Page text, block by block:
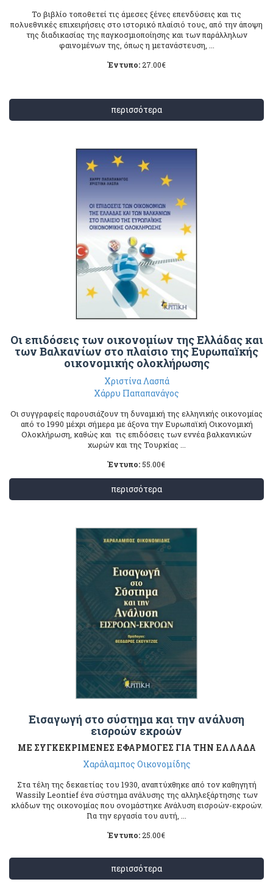
Το βιβλίο τοποθετεί τις άμεσες ξένες επενδύσεις και τις
πολυεθνικές επιχειρήσεις στο ιστορικό πλαίσιό τους, από την άποψη
της διαδικασίας της παγκοσμιοποίησης και των παράλληλων
φαινομένων της, όπως η μετανάστευση, ...
Έντυπο: 27.00€
περισσότερα
Οι επιδόσεις των οικονομίων της Ελλάδας και
των Βαλκανίων στο πλαίσιο της Ευρωπαïκής
οικονομικής ολοκλήρωσης
Χριστίνα Λασπά
Χάρρυ Παπαπανάγος
Οι συγγραφείς παρουσιάζουν τη δυναμική της ελληνικής οικονομίας
από το 1990 μέχρι σήμερα με άξονα την Ευρωπαϊκή Οικονομική
Ολοκλήρωση, καθώς και τις επιδόσεις των εννέα βαλκανικών
χωρών και της Τουρκίας ...
Έντυπο: 55.00€
περισσότερα
Εισαγωγή στο σύστημα και την ανάλυση
εισροών εκροών
ΜΕ ΣΥΓΚΕΚΡΙΜΕΝΕΣ ΕΦΑΡΜΟΓΕΣ ΓΙΑ ΤΗΝ ΕΛΛΑΔΑ
Χαράλαμπος Οικονομίδης
Στα τέλη της δεκαετίας του 1930, αναπτύχθηκε από τον καθηγητή
Wassily Leontief ένα σύστημα ανάλυσης της αλληλεξάρτησης των
κλάδων της οικονομίας που ονομάστηκε Ανάλυση εισροών-εκροών.
Για την εργασία του αυτή, ...
Έντυπο: 25.00€
περισσότερα